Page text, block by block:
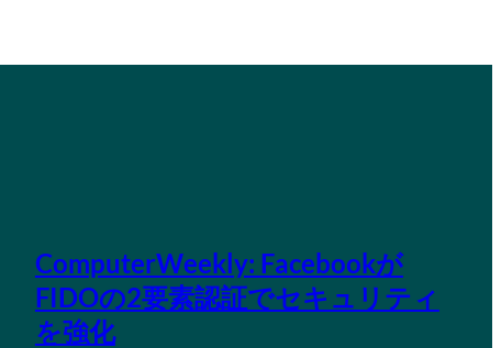
ComputerWeekly: Facebookが
FIDOの2要素認証でセキュリティ
を強化